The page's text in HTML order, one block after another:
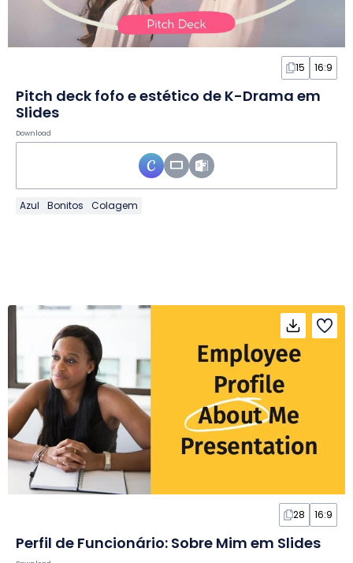
15 16:9
Pitch deck fofo e estético de K-Drama em
Slides
Download
Azul Bonitos Colagem
28 16:9
Perfil de Funcionário: Sobre Mim em Slides